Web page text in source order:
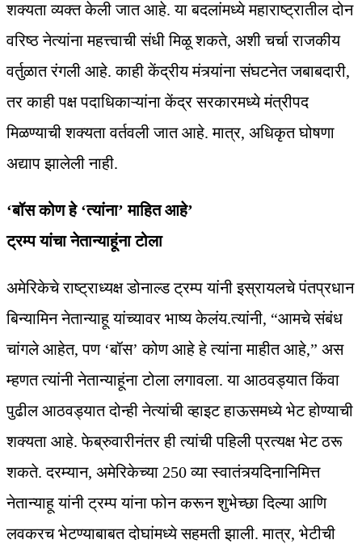
शक्यता व्यक्त केली जात आहे. या बदलांमध्ये महाराष्ट्रातील दोन
वरिष्ठ नेत्यांना महत्त्वाची संधी मिळू शकते, अशी चर्चा राजकीय
वर्तुळात रंगली आहे. काही केंद्रीय मंत्र्यांना संघटनेत जबाबदारी,
तर काही पक्ष पदाधिकाऱ्यांना केंद्र सरकारमध्ये मंत्रीपद
मिळण्याची शक्यता वर्तवली जात आहे. मात्र, अधिकृत घोषणा
अद्याप झालेली नाही.
‘बॉस कोण हे ‘त्यांना’ माहित आहे’
ट्रम्प यांचा नेतान्याहूंना टोला
अमेरिकेचे राष्ट्राध्यक्ष डोनाल्ड ट्रम्प यांनी इस्रायलचे पंतप्रधान
बिन्यामिन नेतान्याहू यांच्यावर भाष्य केलंय.त्यांनी, “आमचे संबंध
चांगले आहेत, पण ‘बॉस’ कोण आहे हे त्यांना माहीत आहे,” अस
म्हणत त्यांनी नेतान्याहूंना टोला लगावला. या आठवड्यात किंवा
पुढील आठवड्यात दोन्ही नेत्यांची व्हाइट हाऊसमध्ये भेट होण्याची
शक्यता आहे. फेब्रुवारीनंतर ही त्यांची पहिली प्रत्यक्ष भेट ठरू
शकते. दरम्यान, अमेरिकेच्या 250 व्या स्वातंत्र्यदिनानिमित्त
नेतान्याहू यांनी ट्रम्प यांना फोन करून शुभेच्छा दिल्या आणि
लवकरच भेटण्याबाबत दोघांमध्ये सहमती झाली. मात्र, भेटीची